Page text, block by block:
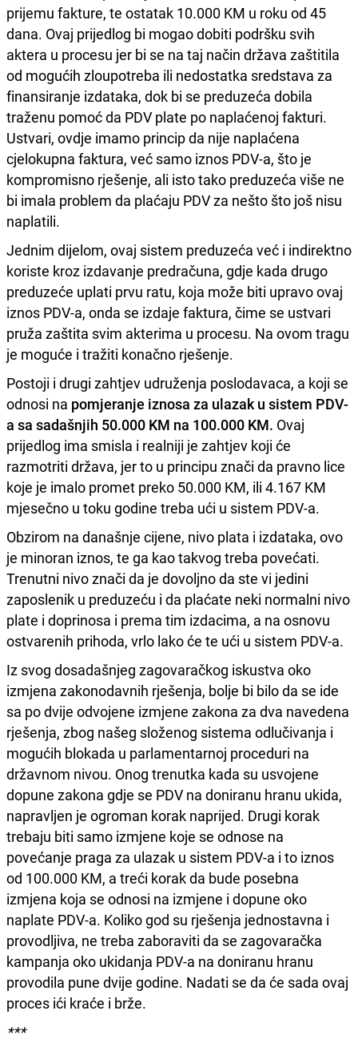
prijemu fakture, te ostatak 10.000 KM u roku od 45
dana. Ovaj prijedlog bi mogao dobiti podršku svih
aktera u procesu jer bi se na taj način država zaštitila
od mogućih zloupotreba ili nedostatka sredstava za
finansiranje izdataka, dok bi se preduzeća dobila
traženu pomoć da PDV plate po naplaćenoj fakturi.
Ustvari, ovdje imamo princip da nije naplaćena
cjelokupna faktura, već samo iznos PDV-a, što je
kompromisno rješenje, ali isto tako preduzeća više ne
bi imala problem da plaćaju PDV za nešto što još nisu
naplatili.
Jednim dijelom, ovaj sistem preduzeća već i indirektno
koriste kroz izdavanje predračuna, gdje kada drugo
preduzeće uplati prvu ratu, koja može biti upravo ovaj
iznos PDV-a, onda se izdaje faktura, čime se ustvari
pruža zaštita svim akterima u procesu. Na ovom tragu
je moguće i tražiti konačno rješenje.
Postoji i drugi zahtjev udruženja poslodavaca, a koji se
odnosi na pomjeranje iznosa za ulazak u sistem PDV-
a sa sadašnjih 50.000 KM na 100.000 KM. Ovaj
prijedlog ima smisla i realniji je zahtjev koji će
razmotriti država, jer to u principu znači da pravno lice
koje je imalo promet preko 50.000 KM, ili 4.167 KM
mjesečno u toku godine treba ući u sistem PDV-a.
Obzirom na današnje cijene, nivo plata i izdataka, ovo
je minoran iznos, te ga kao takvog treba povećati.
Trenutni nivo znači da je dovoljno da ste vi jedini
zaposlenik u preduzeću i da plaćate neki normalni nivo
plate i doprinosa i prema tim izdacima, a na osnovu
ostvarenih prihoda, vrlo lako će te ući u sistem PDV-a.
Iz svog dosadašnjeg zagovaračkog iskustva oko
izmjena zakonodavnih rješenja, bolje bi bilo da se ide
sa po dvije odvojene izmjene zakona za dva navedena
rješenja, zbog našeg složenog sistema odlučivanja i
mogućih blokada u parlamentarnoj proceduri na
državnom nivou. Onog trenutka kada su usvojene
dopune zakona gdje se PDV na doniranu hranu ukida,
napravljen je ogroman korak naprijed. Drugi korak
trebaju biti samo izmjene koje se odnose na
povećanje praga za ulazak u sistem PDV-a i to iznos
od 100.000 KM, a treći korak da bude posebna
izmjena koja se odnosi na izmjene i dopune oko
naplate PDV-a. Koliko god su rješenja jednostavna i
provodljiva, ne treba zaboraviti da se zagovaračka
kampanja oko ukidanja PDV-a na doniranu hranu
provodila pune dvije godine. Nadati se da će sada ovaj
proces ići kraće i brže.
***